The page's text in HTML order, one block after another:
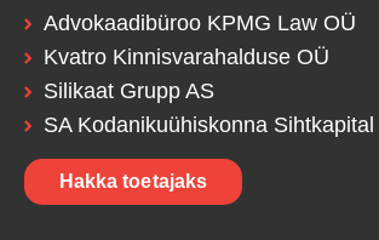
Advokaadibüroo KPMG Law OÜ
Kvatro Kinnisvarahalduse OÜ
Silikaat Grupp AS
SA Kodanikuühiskonna Sihtkapital
Hakka toetajaks